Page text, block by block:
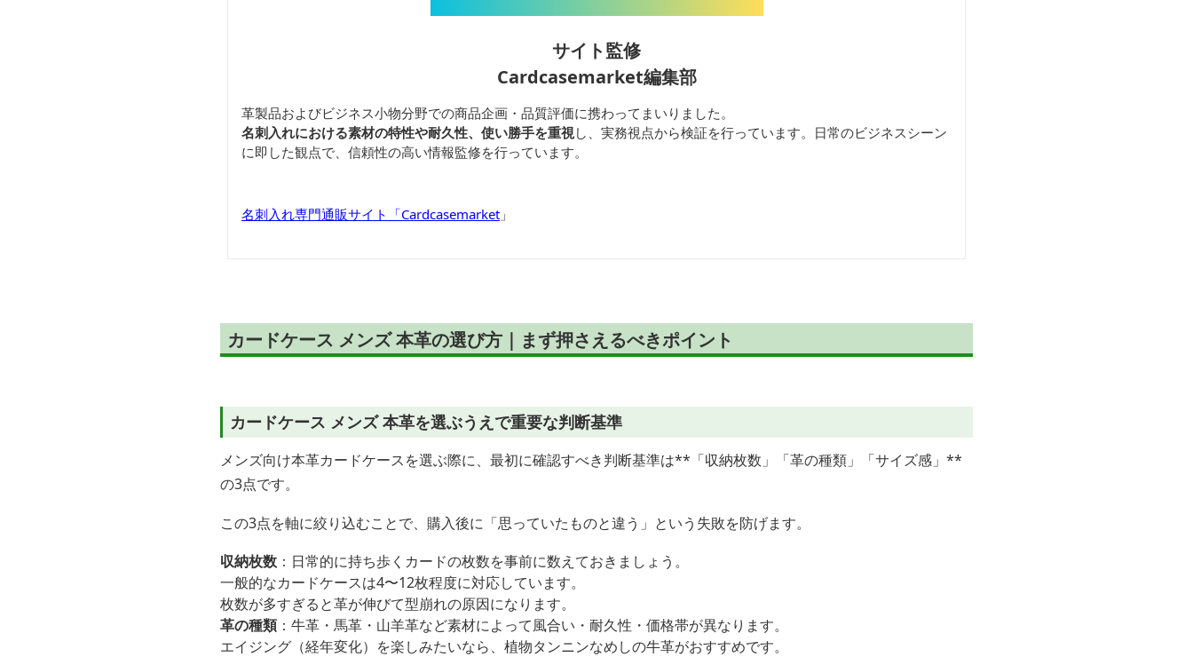
サイト監修
Cardcasemarket編集部
革製品およびビジネス小物分野での商品企画・品質評価に携わってまいりました。
名刺入れにおける素材の特性や耐久性、使い勝手を重視し、実務視点から検証を行っています。日常のビジネスシーン
に即した観点で、信頼性の高い情報監修を行っています。
名刺入れ専門通販サイト「Cardcasemarket 」
カードケース メンズ 本革の選び方｜まず押さえるべきポイント
カードケース メンズ 本革を選ぶうえで重要な判断基準
メンズ向け本革カードケースを選ぶ際に、最初に確認すべき判断基準は**「収納枚数」「革の種類」「サイズ感」**
の3点です。
この3点を軸に絞り込むことで、購入後に「思っていたものと違う」という失敗を防げます。
収納枚数 ：日常的に持ち歩くカードの枚数を事前に数えておきましょう。
一般的なカードケースは4〜12枚程度に対応しています。
枚数が多すぎると革が伸びて型崩れの原因になります。
革の種類：牛革・馬革・山羊革など素材によって風合い・耐久性・価格帯が異なります。
エイジング（経年変化）を楽しみたいなら、植物タンニンなめしの牛革がおすすめです。